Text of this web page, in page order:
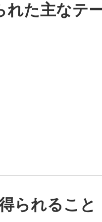
れた主なテ
られること